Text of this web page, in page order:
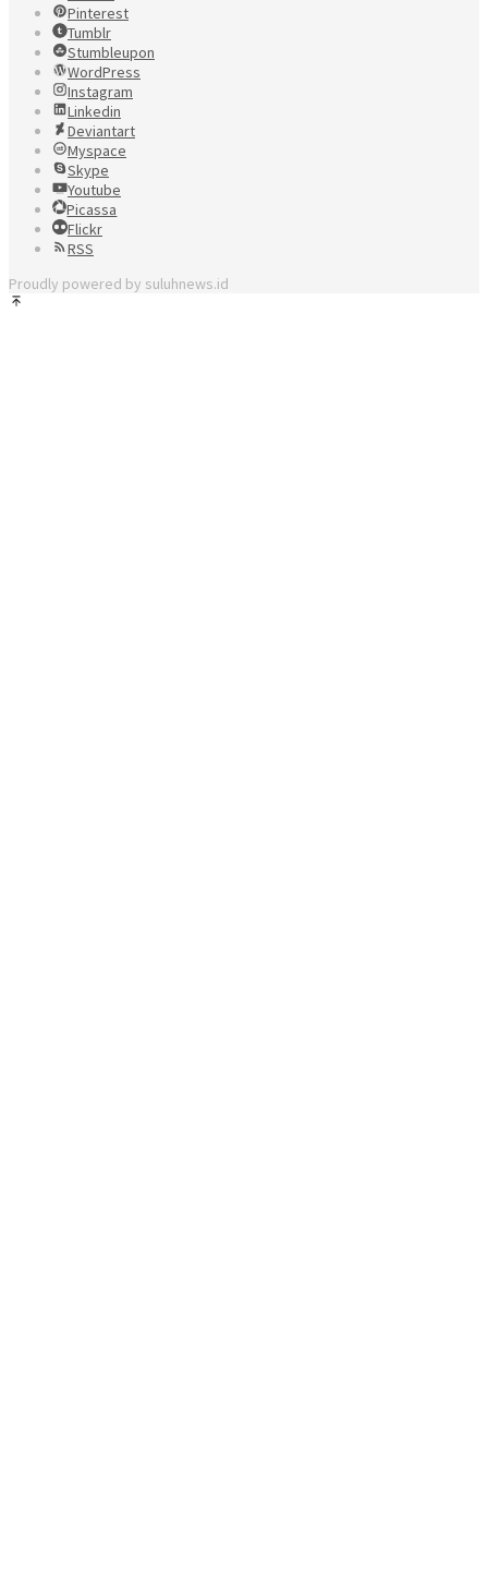
Pinterest
Tumblr
Stumbleupon
WordPress
Instagram
Linkedin
Deviantart
Myspace
Skype
Youtube
Picassa
Flickr
RSS
Proudly powered by suluhnews.id